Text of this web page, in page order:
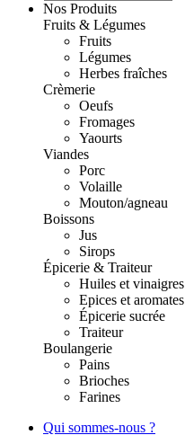
Nos Produits
Fruits & Légumes
Fruits
Légumes
Herbes fraîches
Crèmerie
Oeufs
Fromages
Yaourts
Viandes
Porc
Volaille
Mouton/agneau
Boissons
Jus
Sirops
Épicerie & Traiteur
Huiles et vinaigres
Epices et aromates
Épicerie sucrée
Traiteur
Boulangerie
Pains
Brioches
Farines
Qui sommes-nous ?